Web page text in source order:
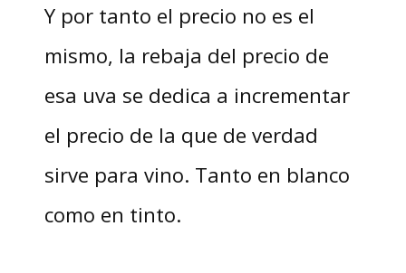
Y por tanto el precio no es el
mismo, la rebaja del precio de
esa uva se dedica a incrementar
el precio de la que de verdad
sirve para vino. Tanto en blanco
como en tinto.